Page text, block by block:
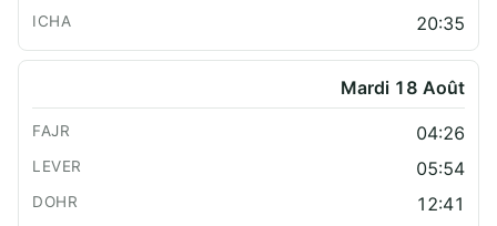
20:35
Mardi 18 Août
04:26
05:54
12:41